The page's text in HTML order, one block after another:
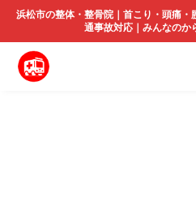
浜松市の整体・整骨院｜首こり・頭痛
通事故対応｜みんなのか